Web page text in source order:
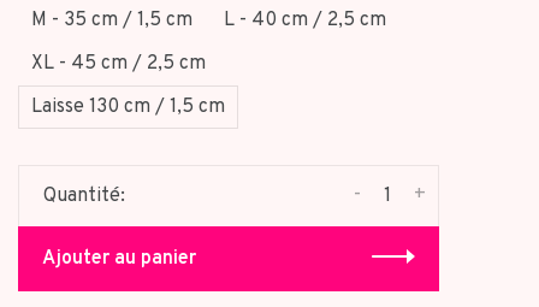
M - 35 cm / 1,5 cm
L - 40 cm / 2,5 cm
XL - 45 cm / 2,5 cm
Laisse 130 cm / 1,5 cm
Quantité: +
-
Ajouter au panier